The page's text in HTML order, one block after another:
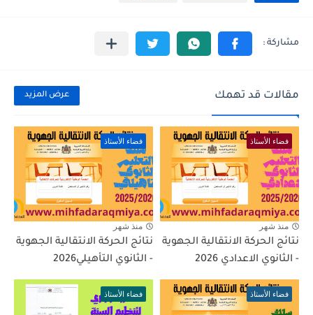
مقالات قد تهمك عرض المزيد
فضاء الأستاذ
منذ شهر
نتائج الحركة الانتقالية الجهوية
- الثانوي الاعدادي 2026
فضاء الأستاذ
منذ شهر
نتائج الحركة الانتقالية الجهوية
- الثانوي التأهيلي2026
فضاء الأستاذ فضاء الأستاذ